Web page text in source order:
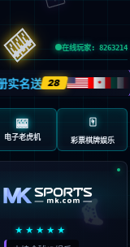
。
能已被移除，或其名称已更